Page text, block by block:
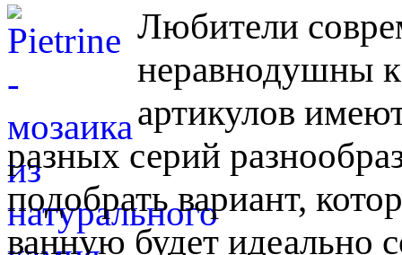
Любители
неравнодушны
артикулов
разных серий
подобрать вариант,
ванную будет идеально